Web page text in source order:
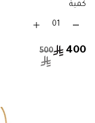
كمية
400
500